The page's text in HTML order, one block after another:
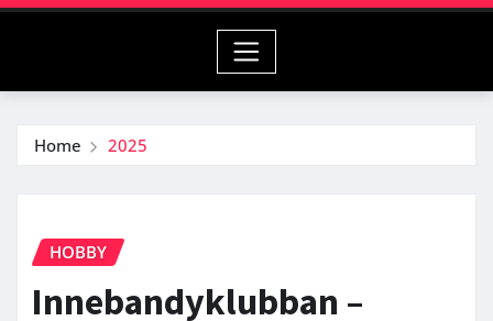
Home 2025
HOBBY
Innebandyklubban –